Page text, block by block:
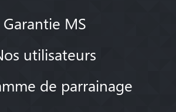
Garantie MS
utilisateurs
de parrainage